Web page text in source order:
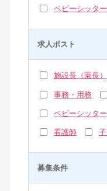
ベビーシッタ
求人ポスト
施設長（園長）
事務・用務
ベビーシッター
看護師
募集条件